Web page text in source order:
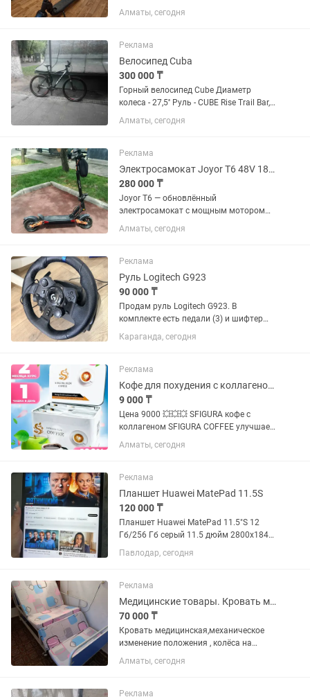
стильный и надежный электросамокат
TRIBE. В хорошем состоянии, бережная
ежедневных поездок по...
Алматы, сегодня
Реклама
Велосипед Cuba
300 000 ₸
Горный велосипед Cube Диаметр
колеса - 27,5'' Руль - CUBE Rise Trail Bar,
660mm Грипсы - CUBE Performance
Алматы, сегодня
Реклама
Электросамокат Joyor T6 48V 18Ah черный
280 000 ₸
Joyor T6 — обновлённый
электросамокат с мощным мотором
600W и ёмкой батареей 48V 18Ah.
Главное отличие от серии S —
подвеска, усиленный механизм
складывания, встроенные...
Алматы, сегодня
Реклама
Руль Logitech G923
90 000 ₸
Продам руль Logitech G923. В
комплекте есть педали (3) и шифтер
(насчет шифтера не уверен работает
ли. Подключил в ЕТС, комп не увидел, я
Караганда, сегодня
Реклама
Кофе для похудения с коллагеном s figura
9 000 ₸
Цена 9000 💥💥💥 SFIGURA кофе с
коллагеном SFIGURA COFFEE улучшает
пищеварение, помогает
контролировать массу тела
отложений и улучшению обмена
веществ в организме, ведь...
Алматы, сегодня
Реклама
Планшет Huawei MatePad 11.5S
120 000 ₸
Планшет Huawei MatePad 11.5"S 12
Гб/256 Гб серый 11.5 дюйм 2800x1840
экран Аккумулятор 8800мчА Планшет
новый Без повреждений по корпусу и
Заряд держит отлично...
Павлодар, сегодня
Реклама
Медицинские товары. Кровать медицинская
70 000 ₸
Кровать медицинская,механическое
изменение положения , колёса на
тормозах,два снимающиеся боковых
поручня,верхний держатель для
капельницы,остов кровати ,поручни...
Алматы, сегодня
Реклама